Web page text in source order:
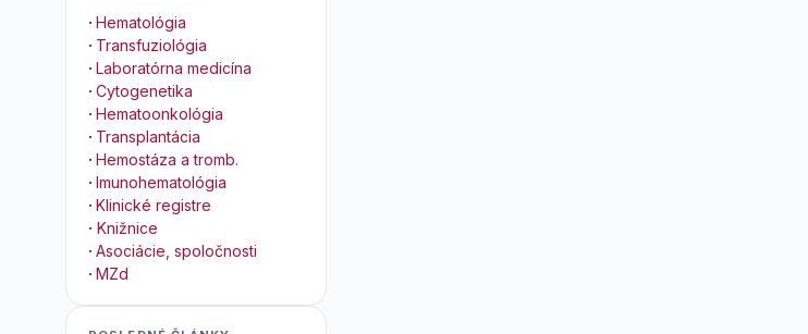
· Hematológia
· Transfuziológia
· Laboratórna medicína
· Cytogenetika
· Hematoonkológia
· Transplantácia
· Hemostáza a tromb.
· Imunohematológia
· Klinické registre
· Knižnice
· Asociácie, spoločnosti
· MZd